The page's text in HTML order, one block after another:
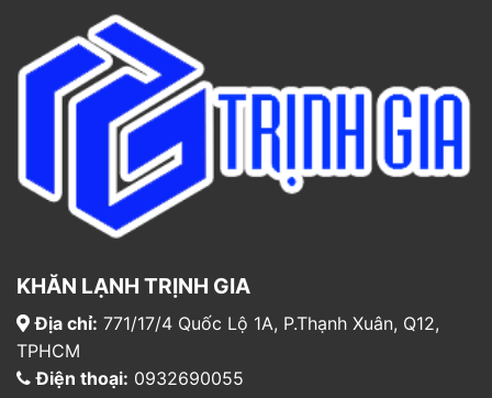
KHĂN LẠNH TRỊNH GIA
Địa chỉ: 771/17/4 Quốc Lộ 1A, P.Thạnh Xuân, Q12,
TPHCM
Điện thoại: 0932690055